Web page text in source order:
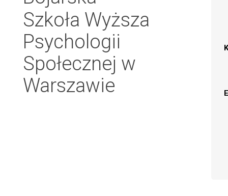
Szkoła Wyższa
Psychologii
Społecznej w
Warszawie